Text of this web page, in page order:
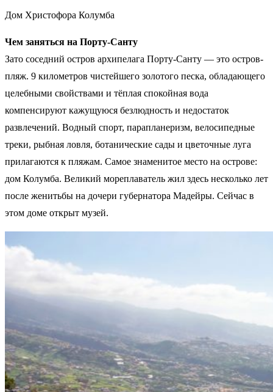
Дом Христофора Колумба
Чем заняться на Порту-Санту
Зато соседний остров архипелага Порту-Санту — это остров-
пляж. 9 километров чистейшего золотого песка, обладающего
целебными свойствами и тёплая спокойная вода
компенсируют кажущуюся безлюдность и недостаток
развлечений. Водный спорт, парапланеризм, велосипедные
треки, рыбная ловля, ботанические сады и цветочные луга
прилагаются к пляжам. Самое знаменитое место на острове:
дом Колумба. Великий мореплаватель жил здесь несколько лет
после женитьбы на дочери губернатора Мадейры. Сейчас в
этом доме открыт музей.